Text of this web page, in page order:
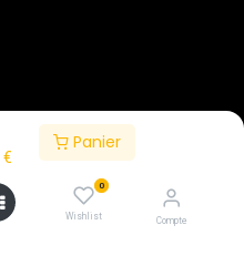
€
Panier
0
Wishlist Compte